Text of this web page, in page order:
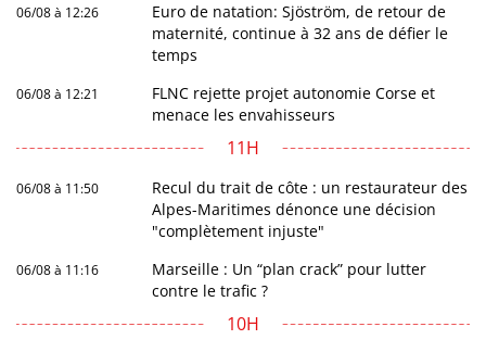
06/08 à 12:26
Euro de natation: Sjöström, de retour de
maternité, continue à 32 ans de défier le
temps
06/08 à 12:21
FLNC rejette projet autonomie Corse et
menace les envahisseurs
11H
06/08 à 11:50
Recul du trait de côte : un restaurateur des
Alpes-Maritimes dénonce une décision
"complètement injuste"
06/08 à 11:16
Marseille : Un “plan crack” pour lutter
contre le trafic ?
10H